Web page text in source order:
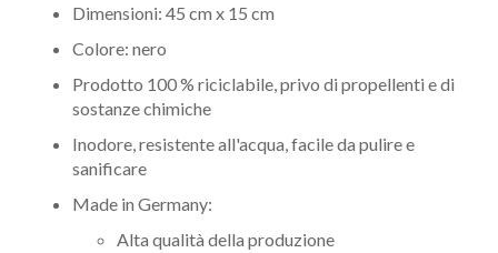
Dimensioni: 45 cm x 15 cm
Colore: nero
Prodotto 100 % riciclabile, privo di propellenti e di
sostanze chimiche
Inodore, resistente all'acqua, facile da pulire e
sanificare
Made in Germany:
Alta qualità della produzione